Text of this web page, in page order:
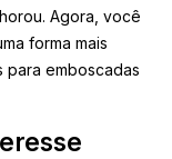
Agora, você
forma mais
emboscadas